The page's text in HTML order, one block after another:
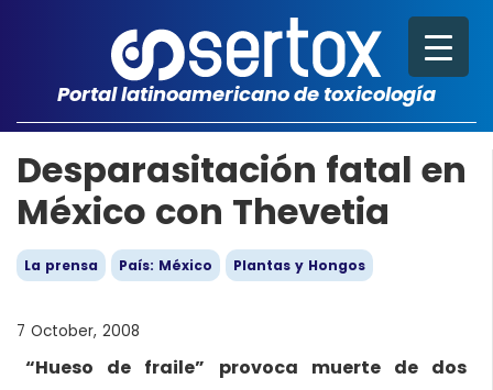
Portal latinoamericano de toxicología
Desparasitación fatal en
México con Thevetia
La prensa País: México Plantas y Hongos
7 October, 2008
“Hueso de fraile” provoca muerte de dos